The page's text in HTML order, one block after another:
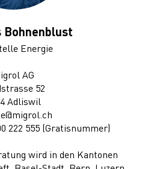
Bohnenblust
Energie
AG
52
Adliswil
222 555 (Gratisnummer)
wird in den Kantonen